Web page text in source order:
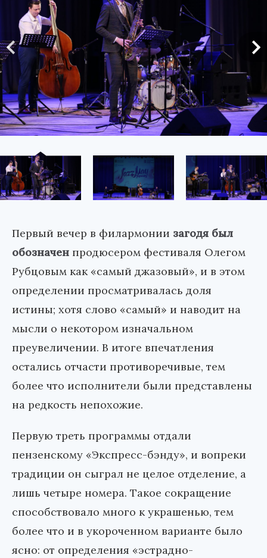
Первый вечер в филармонии загодя был
обозначен продюсером фестиваля Олегом
Рубцовым как «самый джазовый», и в этом
определении просматривалась доля
истины; хотя слово «самый» и наводит на
мысли о некотором изначальном
преувеличении. В итоге впечатления
остались отчасти противоречивые, тем
более что исполнители были представлены
на редкость непохожие.
Первую треть программы отдали
пензенскому «Экспресс-бэнду», и вопреки
традиции он сыграл не целое отделение, а
лишь четыре номера. Такое сокращение
способствовало много к украшенью, тем
более что и в укороченном варианте было
ясно: от определения «эстрадно-